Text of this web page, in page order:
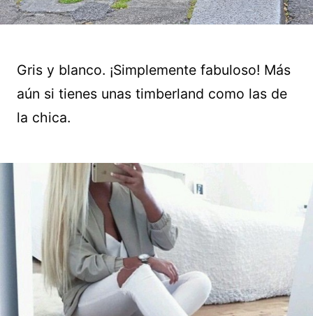
Gris y blanco. ¡Simplemente fabuloso! Más
aún si tienes unas timberland como las de
la chica.